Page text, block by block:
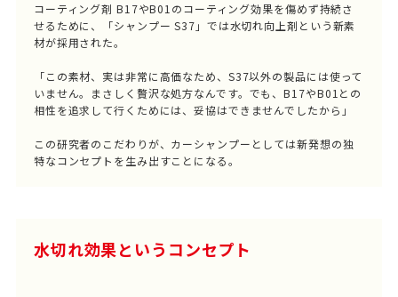
コーティング剤 B17やB01のコーティング効果を傷めず持続さ
せるために、「シャンプー S37」では水切れ向上剤という新素
材が採用された。
「この素材、実は非常に高価なため、S37以外の製品には使って
いません。まさしく贅沢な処方なんです。でも、B17やB01との
相性を追求して行くためには、妥協はできませんでしたから」
この研究者のこだわりが、カーシャンプーとしては新発想の独
特なコンセプトを生み出すことになる。
水切れ効果というコンセプト